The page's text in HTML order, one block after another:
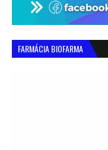
FARMÁCIA BIOFARMA